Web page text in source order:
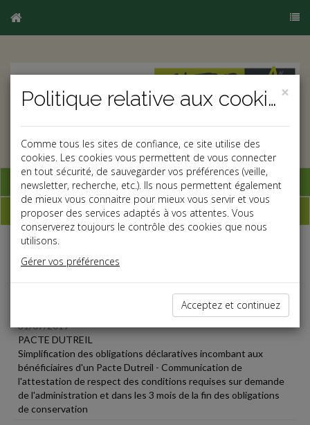
Base documentaire
Dépêches
Liste des dernières dépêches
31/07/2019
PACTE DUTREIL
Simplification des obligations déclaratives incombant aux
bénéficiaires d'un Pacte Dutreil - Communication de
l'attestation de respect des conditions requises sur demande
de l'administration et dans les 3 mois de la fin des obligations
de conservation
×
Politique relative aux cookies
Comme tous les sites de confiance, ce site utilise des
cookies. Les cookies vous permettent de vous connecter
en tout sécurité, de sauvegarder vos préférences (veille,
newsletter, recherche, etc.). Ils nous permettent également
de mieux vous connaitre pour mieux vous servir et vous
proposer des services adaptés à vos attentes. Vous
conserverez toujours le contrôle des cookies que nous
utilisons.
Gérer vos préférences
Acceptez et continuez